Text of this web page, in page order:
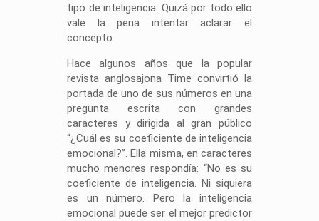
tipo de inteligencia. Quizá por todo ello
vale la pena intentar aclarar el
concepto.
Hace algunos años que la popular
revista anglosajona Time convirtió la
portada de uno de sus números en una
pregunta escrita con grandes
caracteres y dirigida al gran público
“¿Cuál es su coeficiente de inteligencia
emocional?”. Ella misma, en caracteres
mucho menores respondía: “No es su
coeficiente de inteligencia. Ni siquiera
es un número. Pero la inteligencia
emocional puede ser el mejor predictor